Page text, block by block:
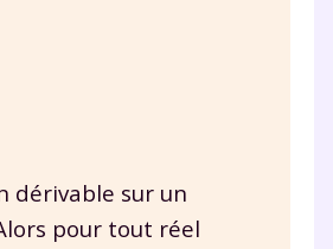
dérivable sur un
pour tout réel